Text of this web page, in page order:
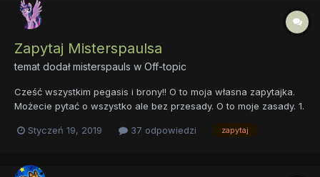
Zapytaj Misterspaulsa
temat dodałmisterspauls w Off-topic
Cześć wszystkim pegasis i brony!! O to moja własna zapytajka.
Możecie pytać o wszystko ale bez przesady. O to moje zasady. 1.
może zadać pytanie aż odpowiem na poprzedni. 3. Nikogo się
Styczeń 19, 2019 37 odpowiedzi zapytaj